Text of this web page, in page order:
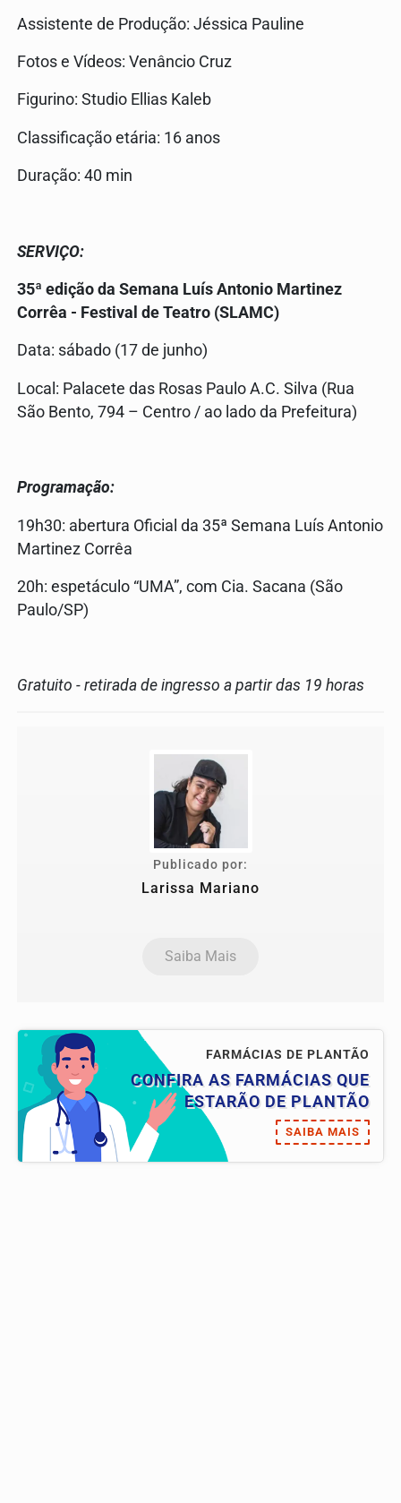
Assistente de Produção: Jéssica Pauline
Fotos e Vídeos: Venâncio Cruz
Figurino: Studio Ellias Kaleb
Classificação etária: 16 anos
Duração: 40 min
SERVIÇO:
35ª edição da Semana Luís Antonio Martinez
Corrêa - Festival de Teatro (SLAMC)
Data: sábado (17 de junho)
Local: Palacete das Rosas Paulo A.C. Silva (Rua
São Bento, 794 – Centro / ao lado da Prefeitura)
Programação:
19h30: abertura Oficial da 35ª Semana Luís Antonio
Martinez Corrêa
20h: espetáculo “UMA”, com Cia. Sacana (São
Paulo/SP)
Gratuito - retirada de ingresso a partir das 19 horas
Publicado por:
Larissa Mariano
Saiba Mais
FARMÁCIAS DE PLANTÃO
CONFIRA AS FARMÁCIAS QUE
ESTARÃO DE PLANTÃO
SAIBA MAIS